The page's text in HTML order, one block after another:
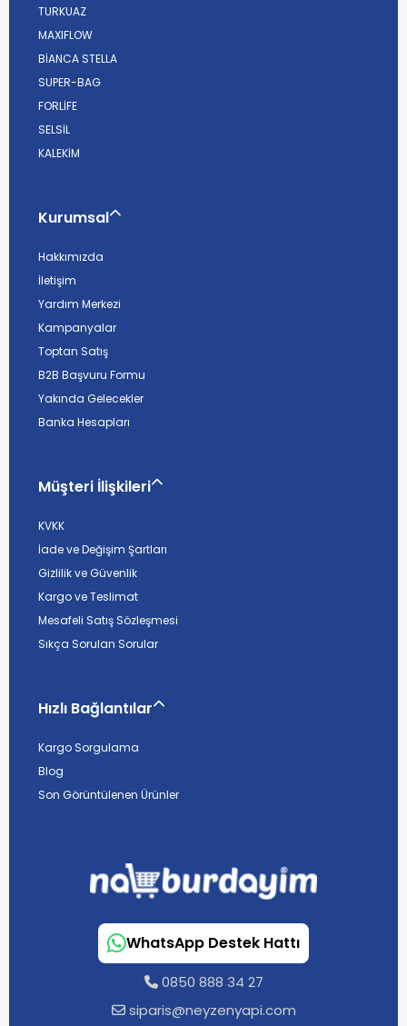
TURKUAZ
MAXIFLOW
BİANCA STELLA
SUPER-BAG
FORLİFE
SELSİL
KALEKİM
Kurumsal
Hakkımızda
İletişim
Yardım Merkezi
Kampanyalar
Toptan Satış
B2B Başvuru Formu
Yakında Gelecekler
Banka Hesapları
Müşteri İlişkileri
KVKK
İade ve Değişim Şartları
Gizlilik ve Güvenlik
Kargo ve Teslimat
Mesafeli Satış Sözleşmesi
Sıkça Sorulan Sorular
Hızlı Bağlantılar
Kargo Sorgulama
Blog
Son Görüntülenen Ürünler
WhatsApp Destek Hattı
0850 888 34 27
siparis@neyzenyapi.com